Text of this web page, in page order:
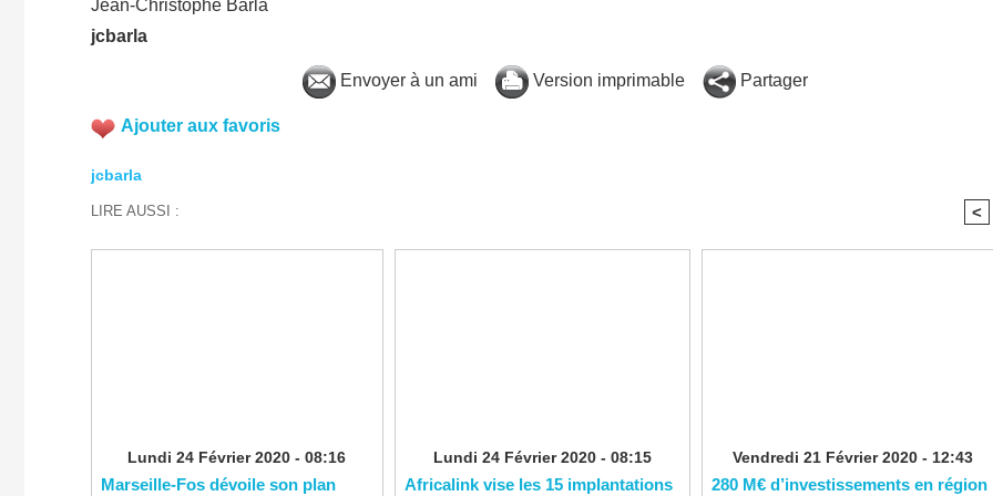
Jean-Christophe Barla
jcbarla
Envoyer à un ami Version imprimable Partager
Ajouter aux favoris
jcbarla
LIRE AUSSI : <
Lundi 24 Février 2020 - 08:16
Marseille-Fos dévoile son plan
Lundi 24 Février 2020 - 08:15
Africalink vise les 15 implantations
Vendredi 21 Février 2020 - 12:43
280 M€ d’investissements en région